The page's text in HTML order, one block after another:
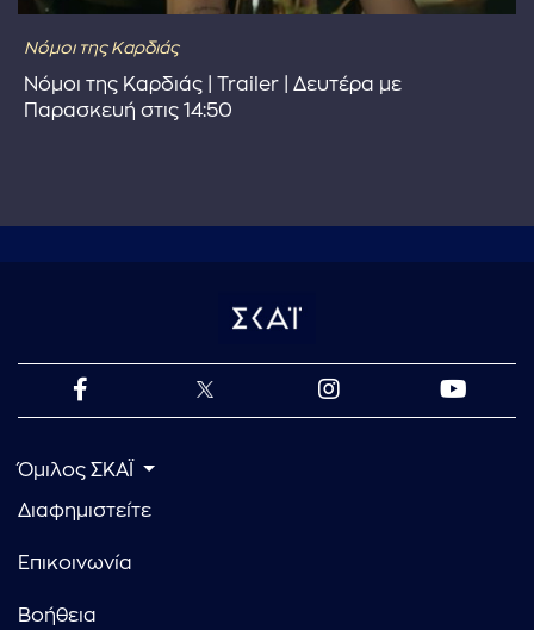
Νόμοι της Καρδιάς
Νόμοι της Καρδιάς | Trailer | Δευτέρα με
Παρασκευή στις 14:50
Όμιλος ΣΚΑΪ
Διαφημιστείτε
Επικοινωνία
Βοήθεια